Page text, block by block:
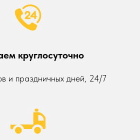
круглосуточно
и праздничных дней, 24/7